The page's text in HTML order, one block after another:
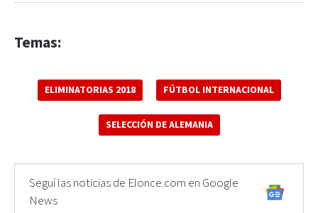
Temas:
ELIMINATORIAS 2018 FÚTBOL INTERNACIONAL
SELECCIÓN DE ALEMANIA
Seguí las noticias de Elonce.com en Google
News